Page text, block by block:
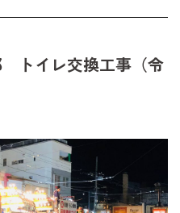
イレ交換工事（令